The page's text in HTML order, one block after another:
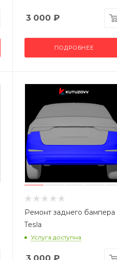
3 000 ₽
ПОДРОБНЕЕ
Ремонт заднего бампера
Tesla
Услуга доступна
3 000 ₽